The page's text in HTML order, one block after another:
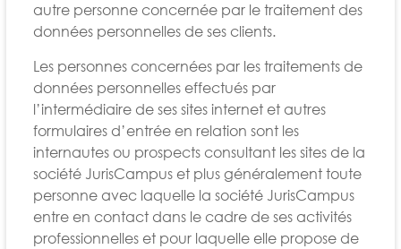
autre personne concernée par le traitement des
données personnelles de ses clients.
Les personnes concernées par les traitements de
données personnelles effectués par
l’intermédiaire de ses sites internet et autres
formulaires d’entrée en relation sont les
internautes ou prospects consultant les sites de la
société JurisCampus et plus généralement toute
personne avec laquelle la société JurisCampus
entre en contact dans le cadre de ses activités
professionnelles et pour laquelle elle propose de